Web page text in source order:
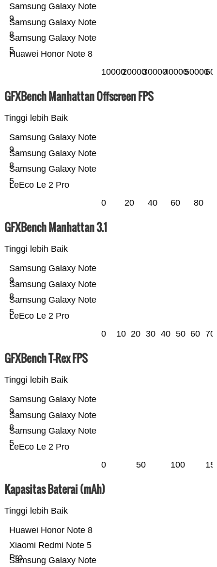
Huawei Honor Note 8
Samsung Galaxy Note
5
Samsung Galaxy Note
8
Samsung Galaxy Note
9
1000020000300004000050000
GFXBench Manhattan Offscreen FPS
Tinggi lebih Baik
LeEco Le 2 Pro
Samsung Galaxy Note
5
Samsung Galaxy Note
8
Samsung Galaxy Note
9
0 20 40 60 80
GFXBench Manhattan 3.1
Tinggi lebih Baik
LeEco Le 2 Pro
Samsung Galaxy Note
5
Samsung Galaxy Note
8
Samsung Galaxy Note
9
0 10 20 30 40 50 60 70
GFXBench T-Rex FPS
Tinggi lebih Baik
LeEco Le 2 Pro
Samsung Galaxy Note
5
Samsung Galaxy Note
8
Samsung Galaxy Note
9
0 50 100
Kapasitas Baterai (mAh)
Tinggi lebih Baik
Samsung Galaxy Note
Xiaomi Redmi Note 5
Pro
Huawei Honor Note 8